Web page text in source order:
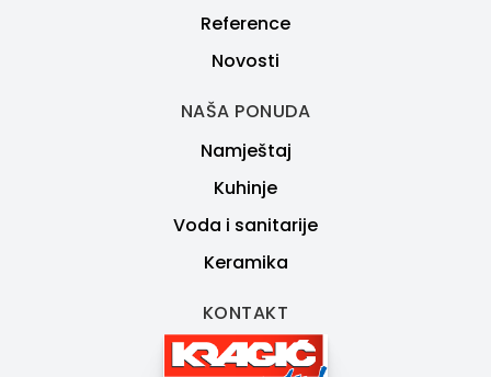
Reference
Novosti
NAŠA PONUDA
Namještaj
Kuhinje
Voda i sanitarije
Keramika
KONTAKT